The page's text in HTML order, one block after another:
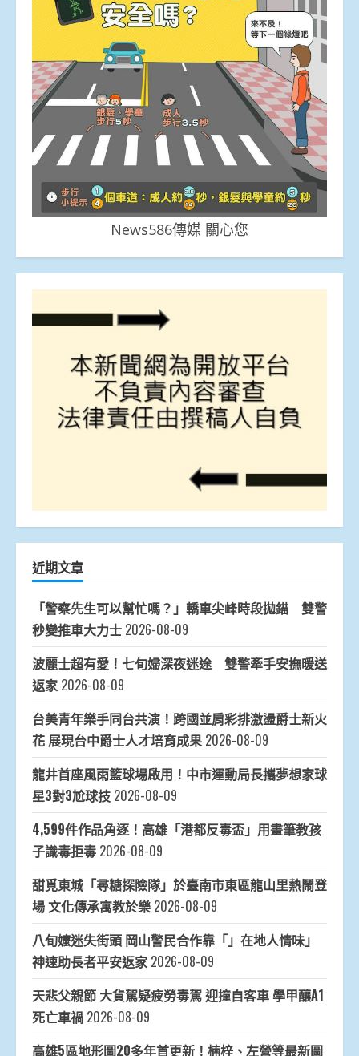
News586傳媒 關心您
近期文章
「警察先生可以幫忙嗎？」轎車尖峰時段拋錨 雙警
秒變推車大力士 2026-08-09
波麗士超有愛！七旬婦深夜迷途 雙警牽手安撫暖送
返家 2026-08-09
台美青年樂手同台共演！跨國並肩彩排激盪爵士新火
花 展現台中爵士人才培育成果 2026-08-09
龍井首座風雨籃球場啟用！中市運動局長攜夢想家球
星3對3尬球技 2026-08-09
4,599件作品角逐！高雄「港都反毒盃」用畫筆教孩
子識毒拒毒 2026-08-09
甜覓東城「尋糖探險隊」於臺南市東區龍山里熱鬧登
場 文化傳承寓教於樂 2026-08-09
八旬嬤迷失街頭 岡山警民合作靠「」在地人情味」
神速助長者平安返家 2026-08-09
天悲父親節 大貨駕疑疲勞毒駕 迎撞自客車 學甲釀A1
死亡車禍 2026-08-09
高雄5區地形圖20多年首更新！楠梓、左營等最新圖